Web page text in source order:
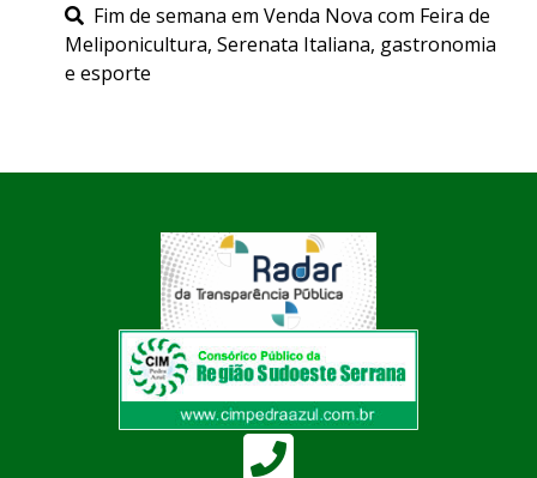
Fim de semana em Venda Nova com Feira de
Meliponicultura, Serenata Italiana, gastronomia
e esporte